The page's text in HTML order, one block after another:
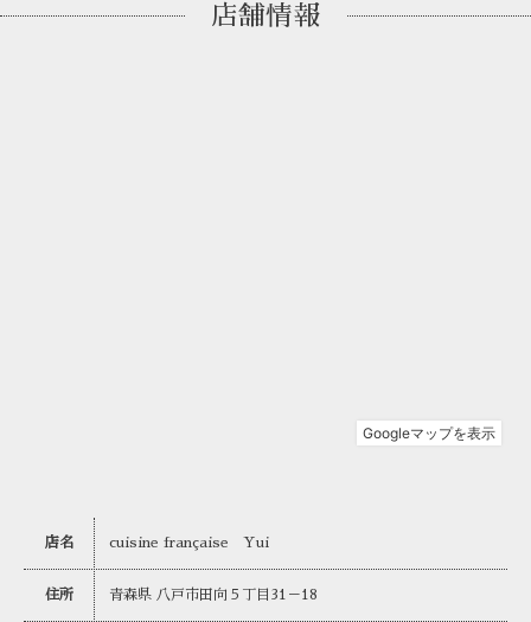
店舗情報
店名 cuisine française Yui
住所 青森県 八戸市田向５丁目31－18